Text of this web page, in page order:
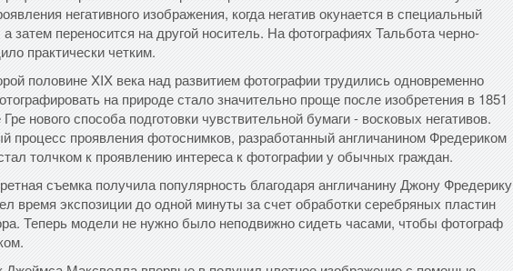
негативного изображения, когда негатив окунается в специальный
затем переносится на другой носитель. На фотографиях Тальбота черно-
практически четким.
половине XIX века над развитием фотографии трудились одновременно
на природе стало значительно проще после изобретения в 1851
нового способа подготовки чувствительной бумаги - восковых негативов.
процесс проявления фотоснимков, разработанный англичанином Фредериком
толчком к проявлению интереса к фотографии у обычных граждан.
съемка получила популярность благодаря англичанину Джону Фредерику
время экспозиции до одной минуты за счет обработки серебряных пластин
Теперь модели не нужно было неподвижно сидеть часами, чтобы фотограф